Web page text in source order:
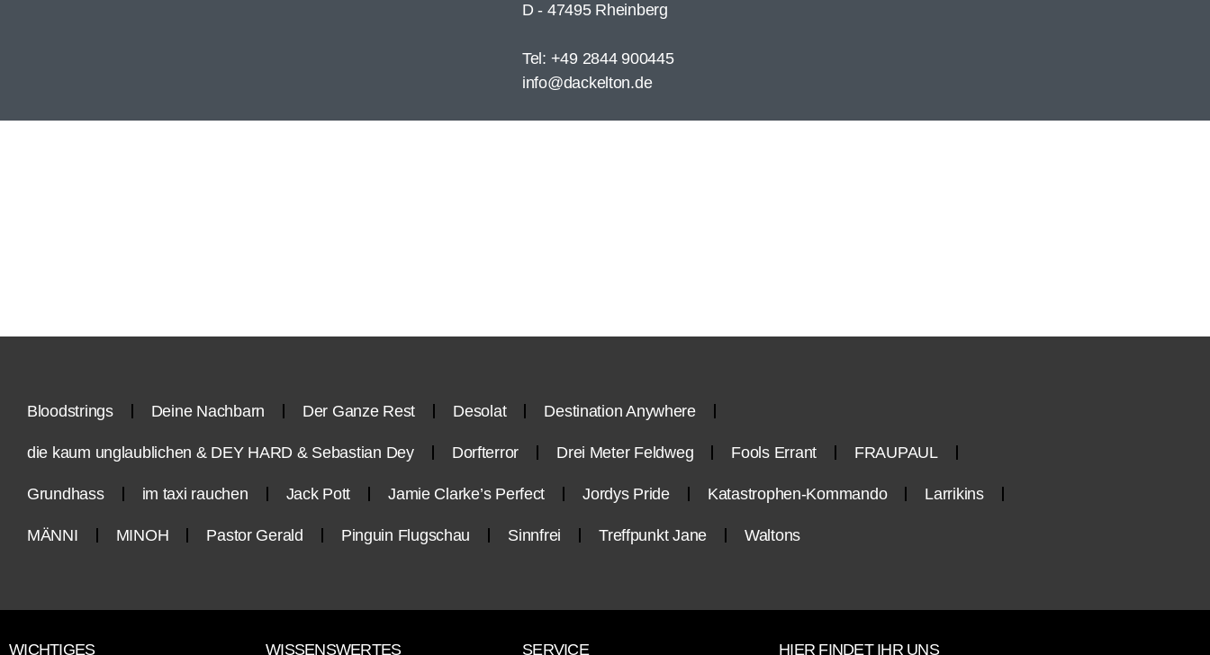
D - 47495 Rheinberg
Tel: +49 2844 900445
info@dackelton.de
Bloodstrings Deine Nachbarn Der Ganze Rest Desolat Destination Anywhere
die kaum unglaublichen & DEY HARD & Sebastian Dey Dorfterror Drei Meter Feldweg Fools Errant FRAUPAUL
Grundhass im taxi rauchen Jack Pott Jamie Clarke’s Perfect Jordys Pride Katastrophen-Kommando Larrikins
MÄNNI MINOH Pastor Gerald Pinguin Flugschau Sinnfrei Treffpunkt Jane Waltons
WICHTIGES WISSENSWERTES SERVICE HIER FINDET IHR UNS